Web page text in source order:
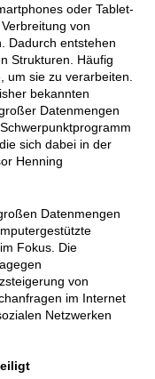
oder Tablet-
von
Dadurch entstehen
Strukturen. Häufig
um sie zu verarbeiten.
bekannten
Datenmengen
sich dabei in der
Henning
Datenmengen
Fokus. Die
von
im Internet
Netzwerken